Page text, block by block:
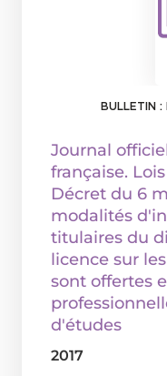
BULLETIN :
Journal
française.
Décret du 6
modalités
titulaires du
licence sur
sont offertes
d'études
2017